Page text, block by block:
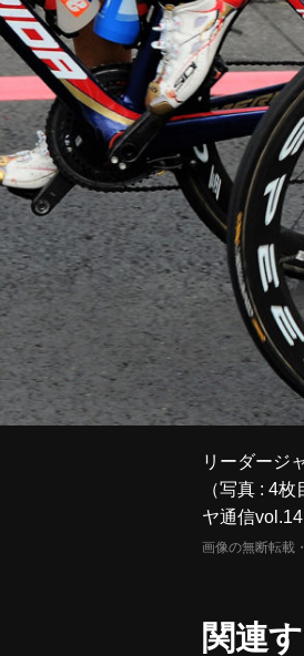
リーダージ
（写真 : 4
ヤ通信
画像の無断転載
関連